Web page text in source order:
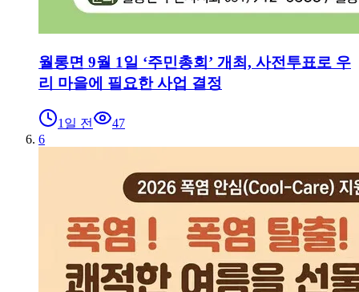
월롱면 9월 1일 ‘주민총회’ 개최, 사전투표로 우
리 마을에 필요한 사업 결정
1일 전
47
6